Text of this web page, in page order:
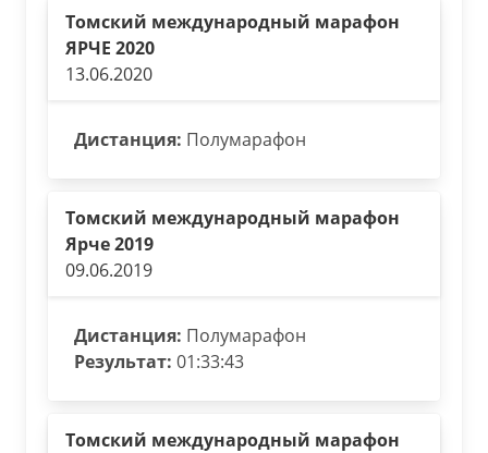
Томский международный марафон
ЯРЧЕ 2020
13.06.2020
Дистанция: Полумарафон
Томский международный марафон
Ярче 2019
09.06.2019
Дистанция: Полумарафон
Результат: 01:33:43
Томский международный марафон